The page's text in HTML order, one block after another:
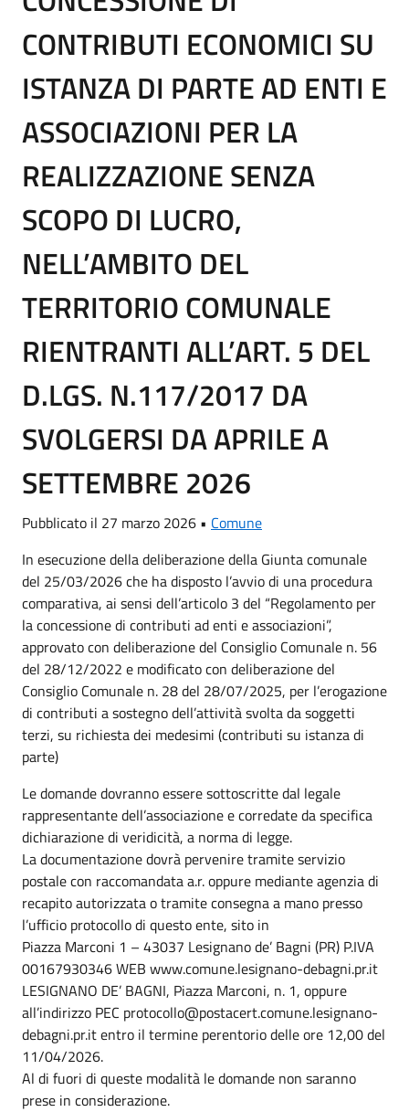
CONTRIBUTI ECONOMICI SU
ISTANZA DI PARTE AD ENTI E
ASSOCIAZIONI PER LA
REALIZZAZIONE SENZA
SCOPO DI LUCRO,
NELL’AMBITO DEL
TERRITORIO COMUNALE
RIENTRANTI ALL’ART. 5 DEL
D.LGS. N.117/2017 DA
SVOLGERSI DA APRILE A
SETTEMBRE 2026
Pubblicato il 27 marzo 2026 • Comune
In esecuzione della deliberazione della Giunta comunale
del 25/03/2026 che ha disposto l’avvio di una procedura
comparativa, ai sensi dell’articolo 3 del “Regolamento per
la concessione di contributi ad enti e associazioni”,
approvato con deliberazione del Consiglio Comunale n. 56
del 28/12/2022 e modificato con deliberazione del
Consiglio Comunale n. 28 del 28/07/2025, per l’erogazione
di contributi a sostegno dell’attività svolta da soggetti
terzi, su richiesta dei medesimi (contributi su istanza di
parte)
Le domande dovranno essere sottoscritte dal legale
rappresentante dell’associazione e corredate da specifica
dichiarazione di veridicità, a norma di legge.
La documentazione dovrà pervenire tramite servizio
postale con raccomandata a.r. oppure mediante agenzia di
recapito autorizzata o tramite consegna a mano presso
l’ufficio protocollo di questo ente, sito in
Piazza Marconi 1 – 43037 Lesignano de’ Bagni (PR) P.IVA
00167930346 WEB www.comune.lesignano-debagni.pr.it
LESIGNANO DE’ BAGNI, Piazza Marconi, n. 1, oppure
all’indirizzo PEC protocollo@postacert.comune.lesignano-
debagni.pr.it entro il termine perentorio delle ore 12,00 del
11/04/2026.
Al di fuori di queste modalità le domande non saranno
prese in considerazione.